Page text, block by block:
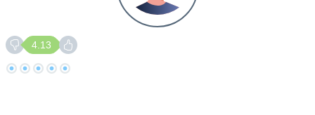
4.13